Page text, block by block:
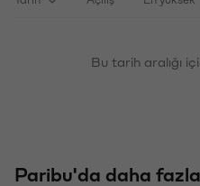
Bu tarih aralığı
Paribu'da daha